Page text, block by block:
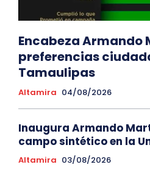
Encabeza Armando
preferencias
Tamaulipas
Altamira 04/08/2026
Inaugura Armando
campo sintético en la
Altamira 03/08/2026